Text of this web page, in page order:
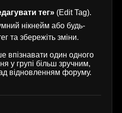
тег» (Edit Tag).
нікнейм або будь-
та збережіть зміни.
один одного
у групі більш зручним,
відновленням форуму.